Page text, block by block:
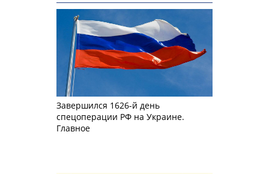
Завершился 1626-й день
спецоперации РФ на Украине.
Главное